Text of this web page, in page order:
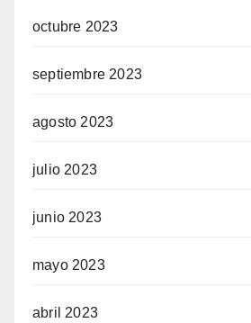
octubre 2023
septiembre 2023
agosto 2023
julio 2023
junio 2023
mayo 2023
abril 2023